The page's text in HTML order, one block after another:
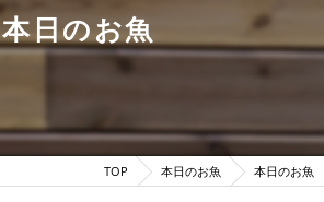
本日のお魚
TOP 本日のお魚 本日のお魚